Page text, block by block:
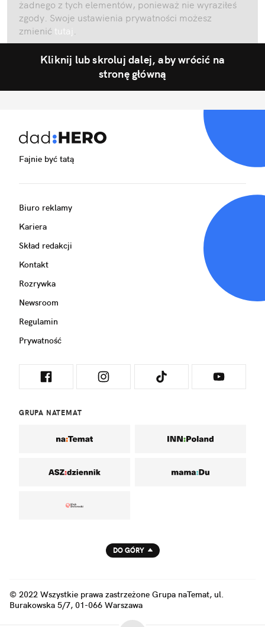
żadnego z tych elementów, ponieważ nie wyraziłeś
zgody. Swoje ustawienia prywatności możesz
zmienić tutaj .
Kliknij lub skroluj dalej, aby wrócić na
stronę główną
Fajnie być tatą
Biuro reklamy
Kariera
Skład redakcji
Kontakt
Rozrywka
Newsroom
Regulamin
Prywatność
GRUPA NATEMAT
DO GÓRY
© 2022 Wszystkie prawa zastrzeżone Grupa naTemat, ul.
Burakowska 5/7, 01-066 Warszawa